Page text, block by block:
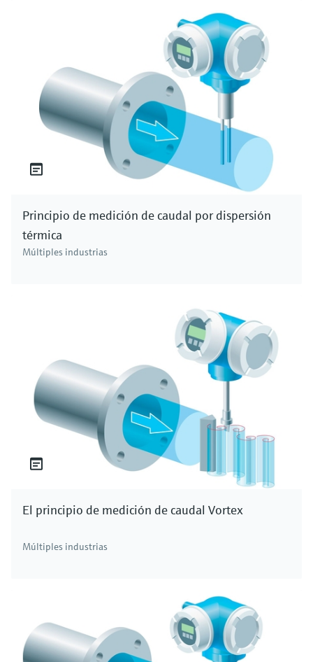
Principio de medición de caudal por dispersión
térmica
Múltiples industrias
El principio de medición de caudal Vortex
Múltiples industrias